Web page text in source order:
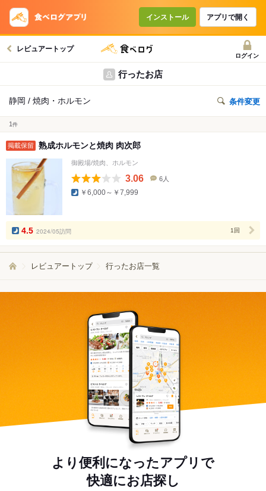
インストール アプリで開く
レビュアートップ
ログイン
行ったお店
静岡 / 焼肉・ホルモン 条件変更
1 件
掲載保留 熟成ホルモンと焼肉 肉次郎
御殿場/焼肉、ホルモン
3.06
数
6人
￥6,000～￥7,999
4.5 2024/05訪問 1回
レビュアートップ 行ったお店一覧
より便利になったアプリで
快適にお店探し